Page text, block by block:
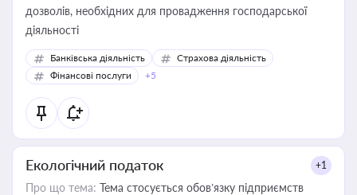
дозволів, необхідних для провадження господарської
діяльності
Банківська діяльність
Страхова діяльність
Фінансові послуги
+5
Екологічний податок +1
Про що тема: Тема стосується обов’язку підприємств